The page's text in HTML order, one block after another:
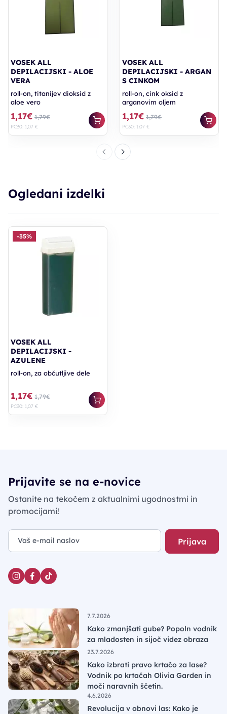
VOSEK ALL
DEPILACIJSKI - ALOE
VERA
roll-on, titanijev dioksid z
aloe vero
1,17€ 1,79€
PC30: 1,07 €
VOSEK ALL
DEPILACIJSKI - ARGAN
S CINKOM
roll-on, cink oksid z
arganovim oljem
1,17€ 1,79€
PC30: 1,07 €
Ogledani izdelki
-35%
VOSEK ALL
DEPILACIJSKI -
AZULENE
roll-on, za občutljive dele
1,17€ 1,79€
PC30: 1,07 €
Prijavite se na e-novice
Ostanite na tekočem z aktualnimi ugodnostmi in
promocijami!
Prijava
7.7.2026
Kako zmanjšati gube? Popoln vodnik
za mladosten in sijoč videz obraza
23.7.2026
Kako izbrati pravo krtačo za lase?
Vodnik po krtačah Olivia Garden in
moči naravnih ščetin.
4.6.2026
Revolucija v obnovi las: Kako je